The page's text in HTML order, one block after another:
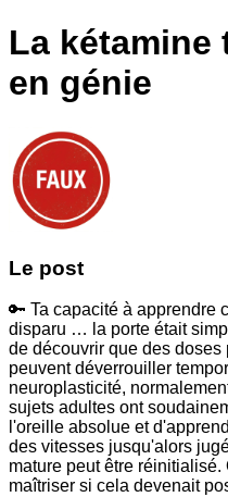
La kétamine
en génie
Le post
🔑 Ta capacité à apprendre
disparu … la porte était
de découvrir que des
peuvent déverrouiller
neuroplasticité,
sujets adultes ont
l'oreille absolue et
des vitesses jusqu'alors
mature peut être
maîtriser si cela devenait